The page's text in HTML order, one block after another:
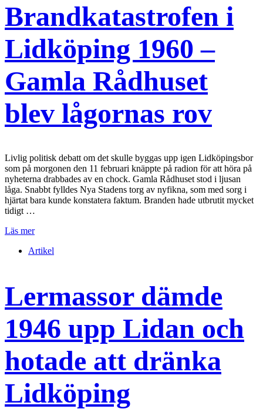
Brandkatastrofen i
Lidköping 1960 –
Gamla Rådhuset
blev lågornas rov
Livlig politisk debatt om det skulle byggas upp igen Lidköpingsbor
som på morgonen den 11 februari knäppte på radion för att höra på
nyheterna drabbades av en chock. Gamla Rådhuset stod i ljusan
låga. Snabbt fylldes Nya Stadens torg av nyfikna, som med sorg i
hjärtat bara kunde konstatera faktum. Branden hade utbrutit mycket
tidigt …
Läs mer
Artikel
Lermassor dämde
1946 upp Lidan och
hotade att dränka
Lidköping